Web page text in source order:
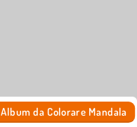
Album da Colorare Mandala